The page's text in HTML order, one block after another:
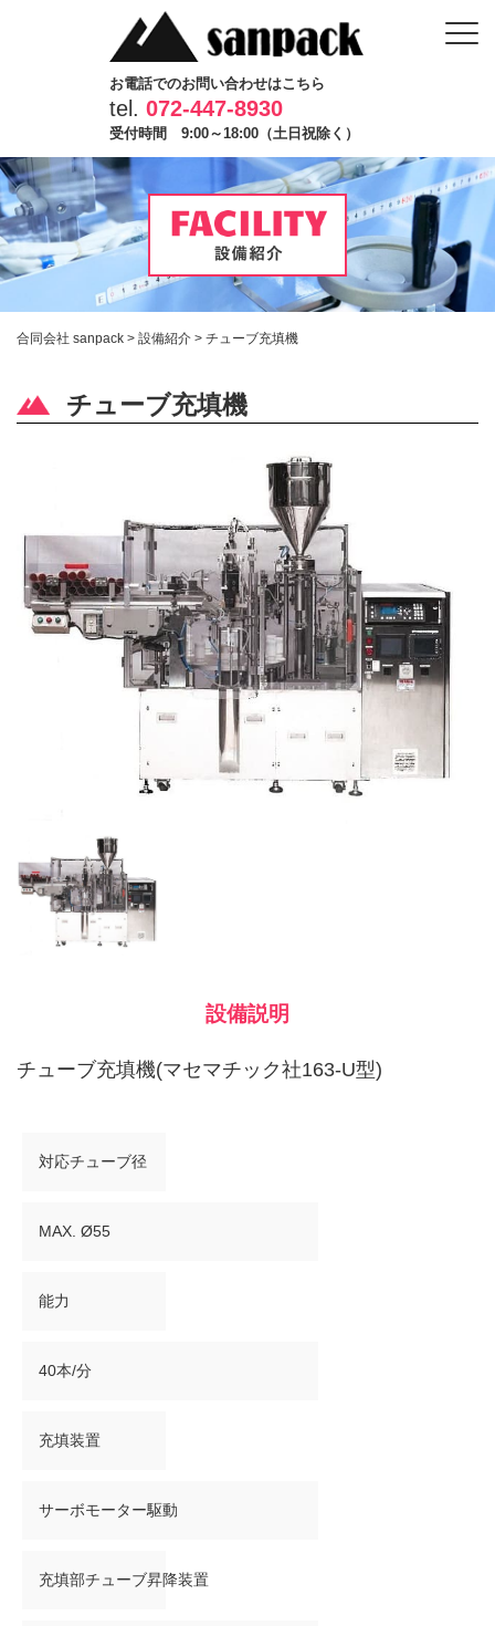
お電話でのお問い合わせはこちら
tel. 072-447-8930
受付時間 9:00～18:00（土日祝除く）
合同会社 sanpack > 設備紹介 > チューブ充填機
チューブ充填機
設備説明
チューブ充填機(マセマチック社163-U型)
対応チューブ径
MAX. Ø55
能力
40本/分
充填装置
サーボモーター駆動
充填部チューブ昇降装置